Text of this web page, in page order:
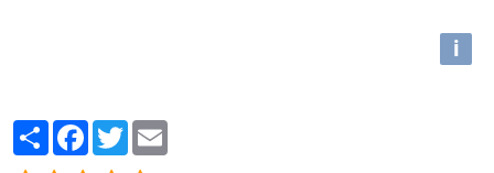
i
PartagerFacebook
Twitter